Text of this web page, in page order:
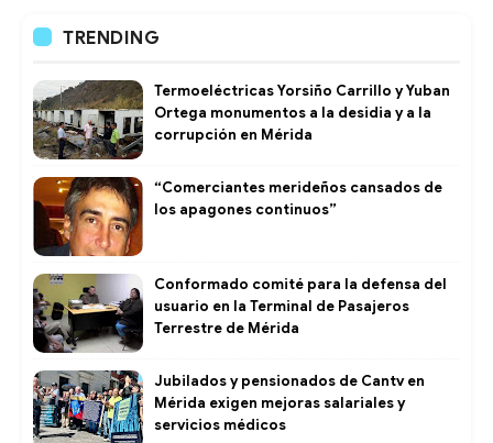
TRENDING
Termoeléctricas Yorsiño Carrillo y Yuban
Ortega monumentos a la desidia y a la
corrupción en Mérida
“Comerciantes merideños cansados de
los apagones continuos”
Conformado comité para la defensa del
usuario en la Terminal de Pasajeros
Terrestre de Mérida
Jubilados y pensionados de Cantv en
Mérida exigen mejoras salariales y
servicios médicos